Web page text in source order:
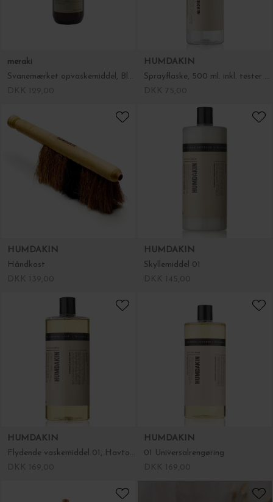
meraki
Svanemærket opvaskemiddel, Blossom Breeze 490ml.
HUMDAKIN
Sprayflaske, 500 ml. inkl. tester med universalrengøring
HUMDAKIN
Håndkost
HUMDAKIN
Skyllemiddel 01
HUMDAKIN
Flydende vaskemiddel 01, Havtorn og Kamille
HUMDAKIN
01 Universalrengøring